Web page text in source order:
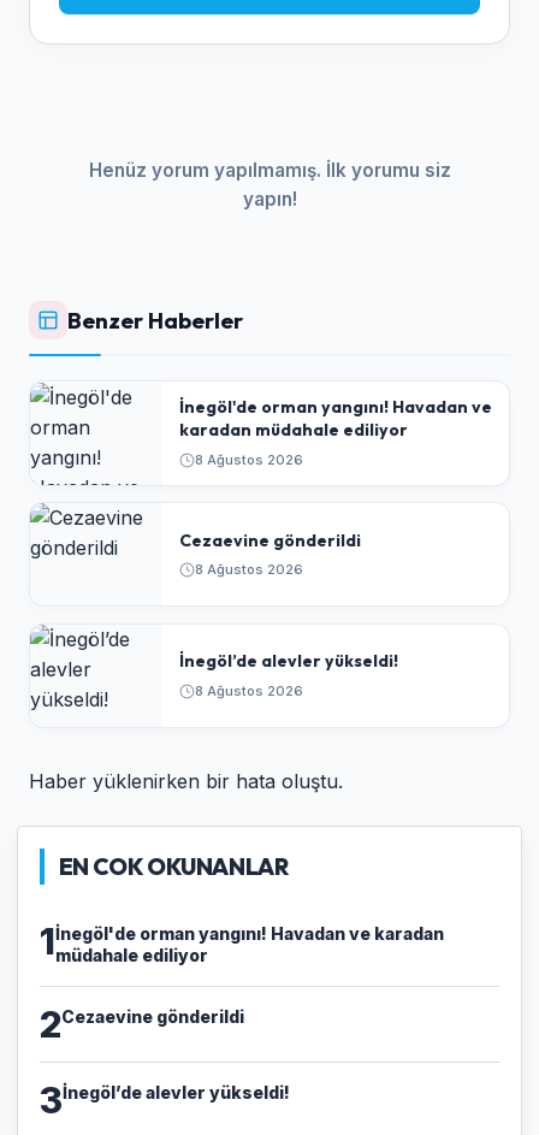
Henüz yorum yapılmamış. İlk yorumu siz
yapın!
Benzer Haberler
İnegöl'de orman yangını! Havadan ve
karadan müdahale ediliyor
8 Ağustos 2026
Cezaevine gönderildi
8 Ağustos 2026
İnegöl’de alevler yükseldi!
8 Ağustos 2026
Haber yüklenirken bir hata oluştu.
EN COK OKUNANLAR
1İnegöl'de orman yangını! Havadan ve karadan
müdahale ediliyor
2Cezaevine gönderildi
3İnegöl’de alevler yükseldi!